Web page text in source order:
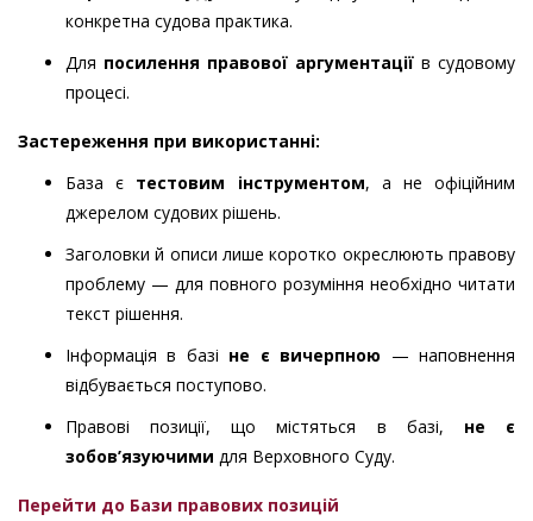
конкретна судова практика.
Для посилення правової аргументації в судовому
процесі.
Застереження при використанні:
База є тестовим інструментом, а не офіційним
джерелом судових рішень.
Заголовки й описи лише коротко окреслюють правову
проблему — для повного розуміння необхідно читати
текст рішення.
Інформація в базі не є вичерпною — наповнення
відбувається поступово.
Правові позиції, що містяться в базі, не є
зобов’язуючими для Верховного Суду.
Перейти до Бази правових позицій